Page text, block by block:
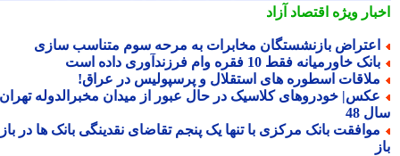
ویژهاقتصاد آزاد
بازنشستگان مخابرات به مرحه سوم متناسب سازی
خاورمیانه فقط 10 فقره وام فرزندآوری داده است
اسطوره های استقلال و پرسپولیس در عراق!
خودروهای کلاسیک در حال عبور از میدان مخبرالدوله تهران؛
48
بانک مرکزی با تنها یک پنجم تقاضای نقدینگی بانک ها در بازار